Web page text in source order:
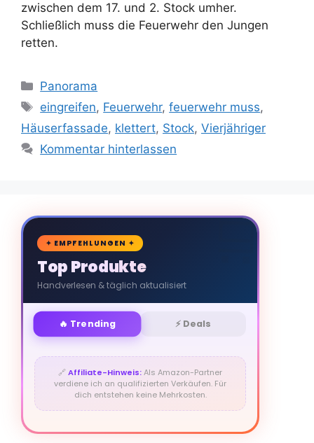
zwischen dem 17. und 2. Stock umher.
Schließlich muss die Feuerwehr den Jungen
retten.
Kategorien
Panorama
Schlagwörter
eingreifen, Feuerwehr,feuerwehr muss,
Häuserfassade, klettert, Stock, Vierjähriger
Kommentar hinterlassen
🛒
✦ EMPFEHLUNGEN ✦
Top Produkte
Handverlesen & täglich aktualisiert
🔥 Trending ⚡ Deals
🔗Affiliate-Hinweis:Als Amazon-Partner
verdiene ich an qualifizierten Verkäufen. Für
dich entstehen keine Mehrkosten.